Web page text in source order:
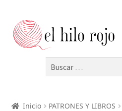
Buscar:
Inicio PATRONES Y LIBROS